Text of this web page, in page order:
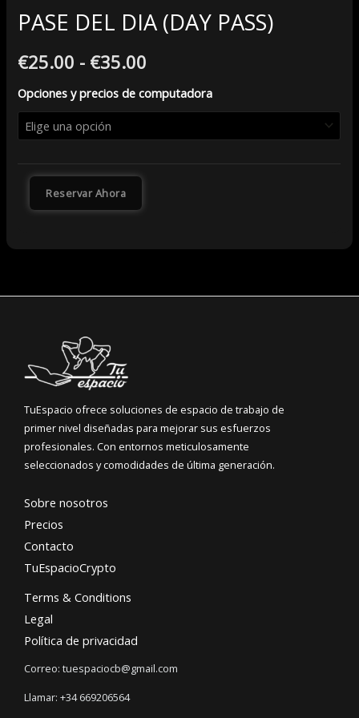
PASE DEL DIA (DAY PASS)
€25.00 - €35.00
Opciones y precios de computadora
Reservar Ahora
TuEspacio ofrece soluciones de espacio de trabajo de
primer nivel diseñadas para mejorar sus esfuerzos
profesionales. Con entornos meticulosamente
seleccionados y comodidades de última generación.
Sobre nosotros
Precios
Contacto
TuEspacioCrypto
Terms & Conditions
Legal
Política de privacidad
Correo: tuespaciocb@gmail.com
Llamar: +34 669206564